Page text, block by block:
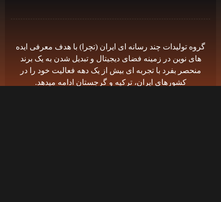
گروه توليدات چند رسانه اى ايران (تچرا) با هدف معرفى ايده
هاى نوين در زمينه فضاى ديجيتال و تبديل شدن به يک برند
منحصر بفرد با تجربه اى بيش از يک دهه فعاليت خود را در
كشورهاى ايران، تركيه و گرجستان ادامه ميدهد.